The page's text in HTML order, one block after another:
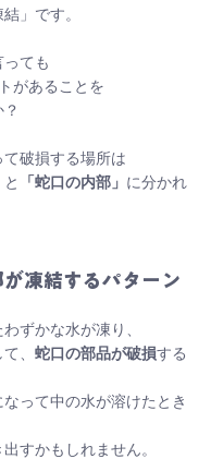
」です。
ても
があることを
破損する場所は
と 「蛇口の内部」 に分かれ
凍結するパターン
ずかな水が凍り、
、 蛇口の部品が破損する
って中の水が溶けたとき
すかもしれません。